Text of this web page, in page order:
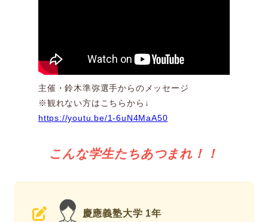
主催・鈴木準弥選手からのメッセージ
※観れない方はこちらから↓
https://youtu.be/1-6uN4MaA50
こんな学生たちあつまれ！！
慶應義塾大学 1年